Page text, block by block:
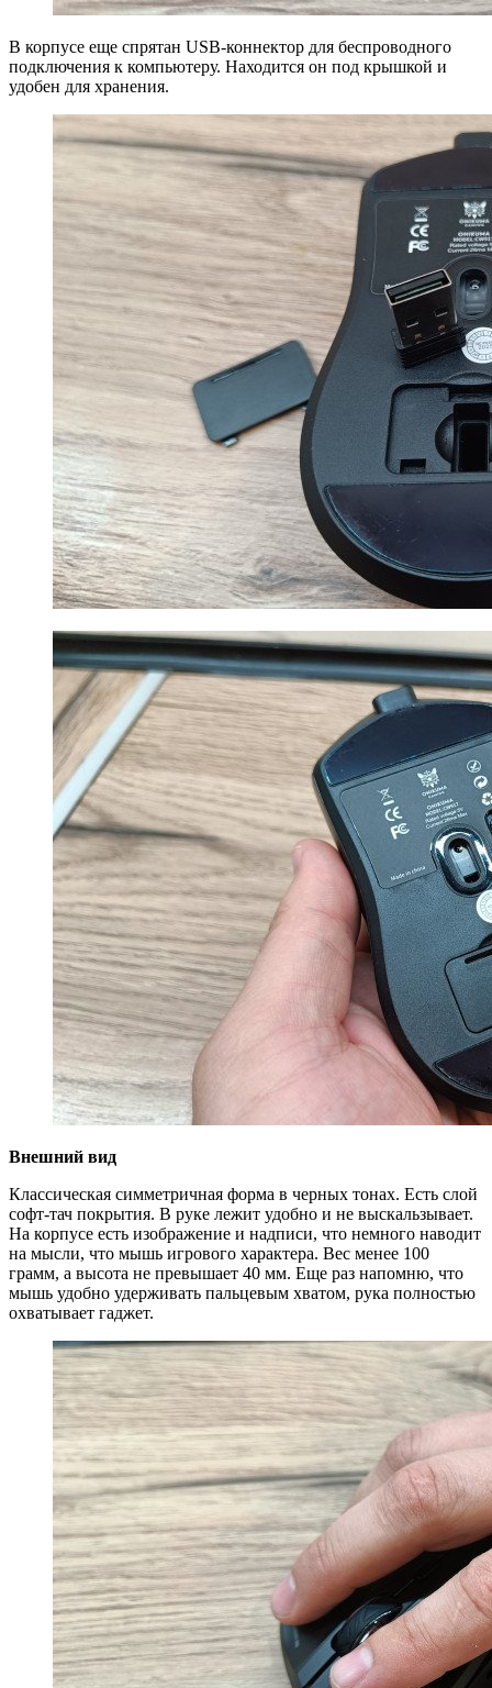
В корпусе еще спрятан USB-коннектор для беспроводного
подключения к компьютеру. Находится он под крышкой и
удобен для хранения.
Внешний вид
Классическая симметричная форма в черных тонах. Есть слой
софт-тач покрытия. В руке лежит удобно и не выскальзывает.
На корпусе есть изображение и надписи, что немного наводит
на мысли, что мышь игрового характера. Вес менее 100
грамм, а высота не превышает 40 мм. Еще раз напомню, что
мышь удобно удерживать пальцевым хватом, рука полностью
охватывает гаджет.